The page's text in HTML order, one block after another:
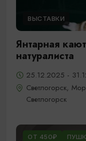
ВЫСТАВКИ
Янтарная
натуралиста
25.12.2025 -
Светлогорск,
Светлогорск
ОТ 450₽